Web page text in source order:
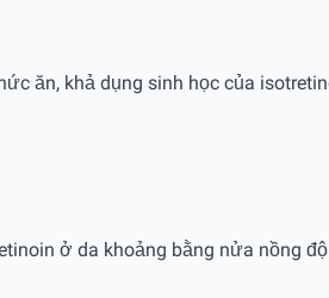
ăn, khả dụng sinh học của
ở da khoảng bằng nửa nồng